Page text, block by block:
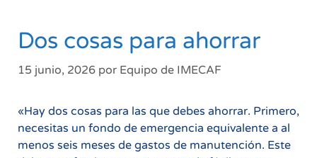
Dos cosas para ahorrar
15 junio, 2026 por Equipo de IMECAF
«Hay dos cosas para las que debes ahorrar. Primero,
necesitas un fondo de emergencia equivalente a al
menos seis meses de gastos de manutención. Este